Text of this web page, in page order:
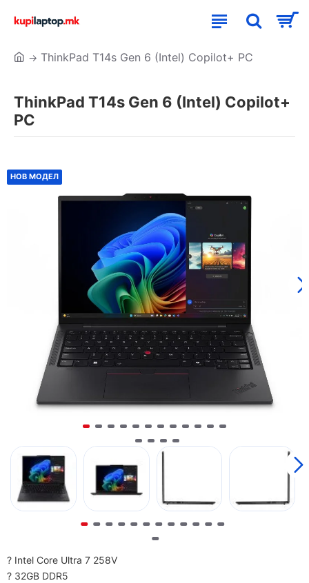
ThinkPad T14s Gen 6 (Intel) Copilot+ PC
ThinkPad T14s Gen 6 (Intel) Copilot+
PC
НОВ МОДЕЛ
НОВ МОДЕЛ
? Intel Core Ultra 7 258V
? 32GB DDR5